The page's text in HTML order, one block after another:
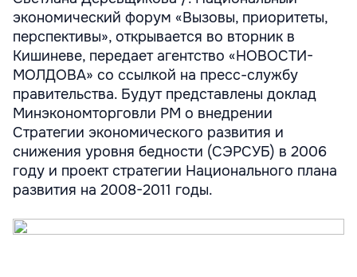
экономический форум «Вызовы, приоритеты,
перспективы», открывается во вторник в
Кишиневе, передает агентство «НОВОСТИ-
МОЛДОВА» со ссылкой на пресс-службу
правительства. Будут представлены доклад
Минэкономторговли РМ о внедрении
Стратегии экономического развития и
снижения уровня бедности (СЭРСУБ) в 2006
году и проект стратегии Национального плана
развития на 2008-2011 годы.